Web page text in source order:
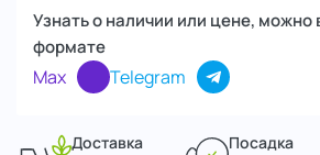
Узнать о наличии или цене, можно
формате
Max Telegram
Доставка Посадка